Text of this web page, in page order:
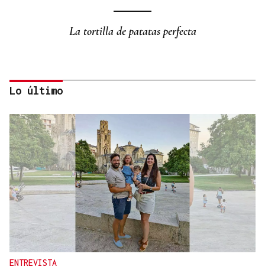
La tortilla de patatas perfecta
Manuel Fernández Ordóñez
¿Por qué la electricidad es tan cara?
Lo último
ENTREVISTA